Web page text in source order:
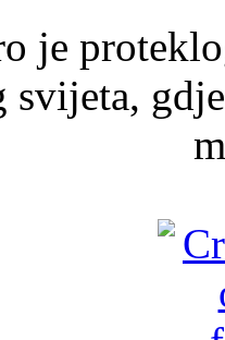
je
svijeta,